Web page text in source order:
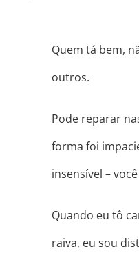
Quem tá bem,
outros.
Pode reparar
forma foi
insensível –
Quando eu tô
raiva, eu sou